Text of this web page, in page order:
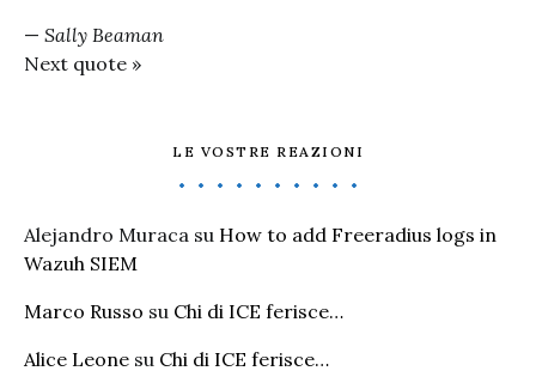
— Sally Beaman
Next quote »
LE VOSTRE REAZIONI
Alejandro Muraca su How to add Freeradius logs in
Wazuh SIEM
Marco Russo su Chi di ICE ferisce…
Alice Leone su Chi di ICE ferisce…